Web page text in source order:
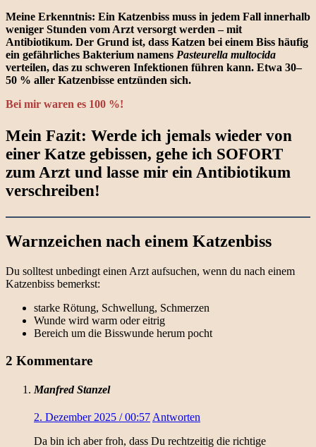
Meine Erkenntnis: Ein Katzenbiss muss in jedem Fall innerhalb
weniger Stunden vom Arzt versorgt werden – mit
Antibiotikum. Der Grund ist, dass Katzen bei einem Biss häufig
ein gefährliches Bakterium namens Pasteurella multocida
verteilen, das zu schweren Infektionen führen kann. Etwa 30–
50 % aller Katzenbisse entzünden sich.
Bei mir waren es 100 %!
Mein Fazit: Werde ich jemals wieder von
einer Katze gebissen, gehe ich SOFORT
zum Arzt und lasse mir ein Antibiotikum
verschreiben!
Warnzeichen nach einem Katzenbiss
Du solltest unbedingt einen Arzt aufsuchen, wenn du nach einem
Katzenbiss bemerkst:
starke Rötung, Schwellung, Schmerzen
Wunde wird warm oder eitrig
Bereich um die Bisswunde herum pocht
2 Kommentare
Manfred Stanzel
2. Dezember 2025 / 00:57 Antworten
Da bin ich aber froh, dass Du rechtzeitig die richtige